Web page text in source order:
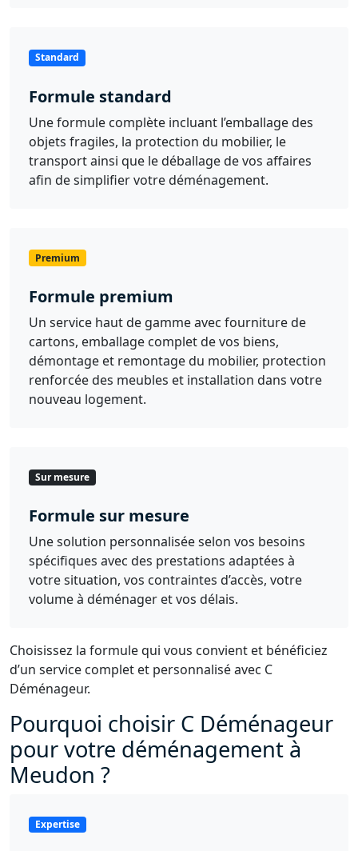
Standard
Formule standard
Une formule complète incluant l’emballage des
objets fragiles, la protection du mobilier, le
transport ainsi que le déballage de vos affaires
afin de simplifier votre déménagement.
Premium
Formule premium
Un service haut de gamme avec fourniture de
cartons, emballage complet de vos biens,
démontage et remontage du mobilier, protection
renforcée des meubles et installation dans votre
nouveau logement.
Sur mesure
Formule sur mesure
Une solution personnalisée selon vos besoins
spécifiques avec des prestations adaptées à
votre situation, vos contraintes d’accès, votre
volume à déménager et vos délais.
Choisissez la formule qui vous convient et bénéficiez
d’un service complet et personnalisé avec C
Déménageur.
Pourquoi choisir C Déménageur
pour votre déménagement à
Meudon ?
Expertise